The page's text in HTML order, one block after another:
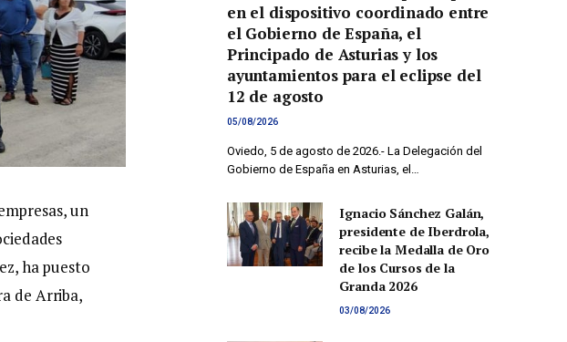
un
ha puesto
de Arriba,
en el dispositivo coordinado entre
el Gobierno de España, el
Principado de Asturias y los
ayuntamientos para el eclipse del
12 de agosto
05/08/2026
Oviedo, 5 de agosto de 2026.- La Delegación del
Gobierno de España en Asturias, el…
Ignacio Sánchez Galán,
presidente de Iberdrola,
recibe la Medalla de Oro
de los Cursos de la
Granda 2026
03/08/2026